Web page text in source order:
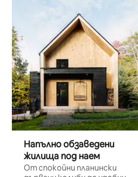
Напълно обзаведени
жилища под наем
От спокойни планински